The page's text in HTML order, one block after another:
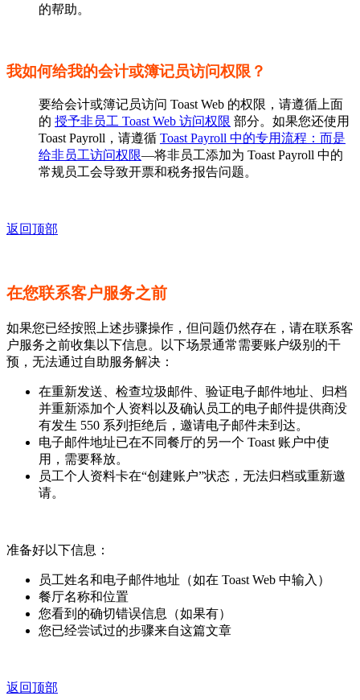
的帮助。
我如何给我的会计或簿记员访问权限？
要给会计或簿记员访问 Toast Web 的权限，请遵循上面
的 授予非员工 Toast Web 访问权限 部分。如果您还使用
Toast Payroll，请遵循 Toast Payroll 中的专用流程：而是
给非员工访问权限—将非员工添加为 Toast Payroll 中的
常规员工会导致开票和税务报告问题。
返回顶部
在您联系客户服务之前
如果您已经按照上述步骤操作，但问题仍然存在，请在联系客
户服务之前收集以下信息。以下场景通常需要账户级别的干
预，无法通过自助服务解决：
在重新发送、检查垃圾邮件、验证电子邮件地址、归档
并重新添加个人资料以及确认员工的电子邮件提供商没
有发生 550 系列拒绝后，邀请电子邮件未到达。
电子邮件地址已在不同餐厅的另一个 Toast 账户中使
用，需要释放。
员工个人资料卡在“创建账户”状态，无法归档或重新邀
请。
准备好以下信息：
员工姓名和电子邮件地址（如在 Toast Web 中输入）
餐厅名称和位置
您看到的确切错误信息（如果有）
您已经尝试过的步骤来自这篇文章
返回顶部